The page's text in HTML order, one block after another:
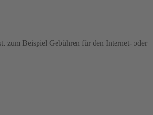
zum Beispiel Gebühren für den Internet- oder